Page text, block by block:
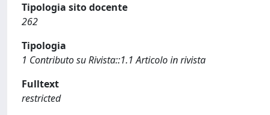
Tipologia sito docente
262
Tipologia
1 Contributo su Rivista::1.1 Articolo in rivista
Fulltext
restricted